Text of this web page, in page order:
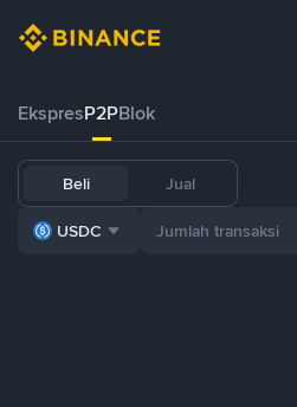
EkspresP2PBlok
Beli Jual
USDC